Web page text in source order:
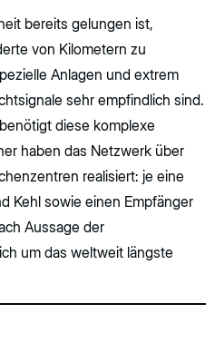
bereits gelungen ist,
von Kilometern zu
Anlagen und extrem
sehr empfindlich sind.
diese komplexe
haben das Netzwerk über
realisiert: je eine
Kehl sowie einen Empfänger
Aussage der
um das weltweit längste